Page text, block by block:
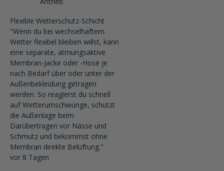
Flexible Wetterschutz-Schicht
"Wenn du bei wechselhaftem
Wetter flexibel bleiben willst, kann
eine separate, atmungsaktive
Membran-Jacke oder -Hose je
nach Bedarf über oder unter der
Außenbekleidung getragen
werden. So reagierst du schnell
auf Wetterumschwünge, schützt
die Außenlage beim
Darübertragen vor Nässe und
Schmutz und bekommst ohne
Membran direkte Belüftung."
vor 8 Tagen